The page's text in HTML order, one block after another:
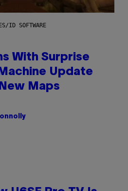
ID SOFTWARE
With Surprise
Update
Maps